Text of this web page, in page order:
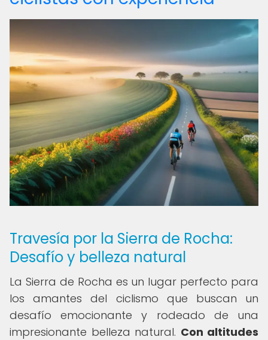
Travesía por la Sierra de Rocha:
Desafío y belleza natural
La Sierra de Rocha es un lugar perfecto para
los amantes del ciclismo que buscan un
desafío emocionante y rodeado de una
impresionante belleza natural. Con altitudes